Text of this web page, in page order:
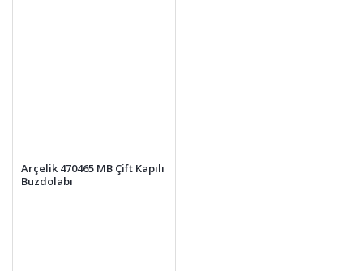
Arçelik 470465 MB Çift Kapılı
Buzdolabı